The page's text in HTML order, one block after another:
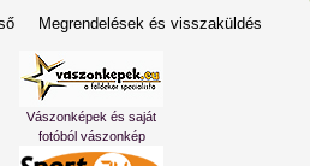
Megrendelések és visszaküldés
Vászonképek és saját
fotóból vászonkép